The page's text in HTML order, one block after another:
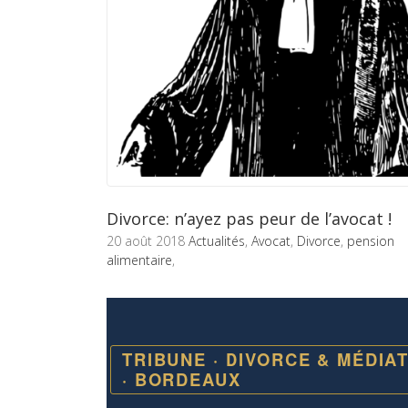
Divorce: n’ayez pas peur de l’avocat !
20 août 2018 Actualités, Avocat, Divorce, pension
alimentaire,
TRIBUNE · DIVORCE &
· BORDEAUX